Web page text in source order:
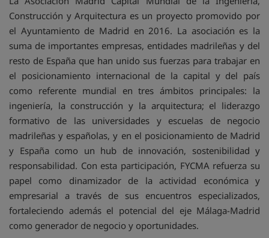
Construcción y Arquitectura es un proyecto promovido por
el Ayuntamiento de Madrid en 2016. La asociación es la
suma de importantes empresas, entidades madrileñas y del
resto de España que han unido sus fuerzas para trabajar en
el posicionamiento internacional de la capital y del país
como referente mundial en tres ámbitos principales: la
ingeniería, la construcción y la arquitectura; el liderazgo
formativo de las universidades y escuelas de negocio
madrileñas y españolas, y en el posicionamiento de Madrid
y España como un hub de innovación, sostenibilidad y
responsabilidad. Con esta participación, FYCMA refuerza su
papel como dinamizador de la actividad económica y
empresarial a través de sus encuentros especializados,
fortaleciendo además el potencial del eje Málaga-Madrid
como generador de negocio y oportunidades.